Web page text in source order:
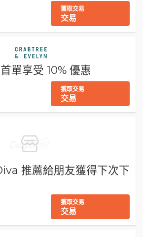
獲取交易
交易
單享受 10% 優惠
獲取交易
交易
推薦給朋友獲得下次下
獲取交易
交易